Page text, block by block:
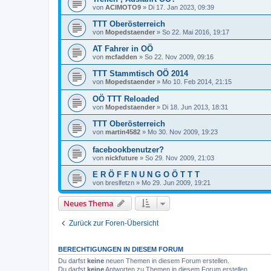
von ACIMOTO9 » Di 17. Jan 2023, 09:39
TTT Oberösterreich
von Mopedstaender » So 22. Mai 2016, 19:17
AT Fahrer in OÖ
von mcfadden » So 22. Nov 2009, 09:16
TTT Stammtisch OÖ 2014
von Mopedstaender » Mo 10. Feb 2014, 21:15
OÖ TTT Reloaded
von Mopedstaender » Di 18. Jun 2013, 18:31
TTT Oberösterreich
von martin4582 » Mo 30. Nov 2009, 19:23
facebookbenutzer?
von nickfuture » So 29. Nov 2009, 21:03
E R Ö F F N U N G O Ö T T T
von breslfetzn » Mo 29. Jun 2009, 19:21
Neues Thema
Zurück zur Foren-Übersicht
BERECHTIGUNGEN IN DIESEM FORUM
Du darfst keine neuen Themen in diesem Forum erstellen.
Du darfst keineAntworten zu Themen in diesem Forum erstellen.